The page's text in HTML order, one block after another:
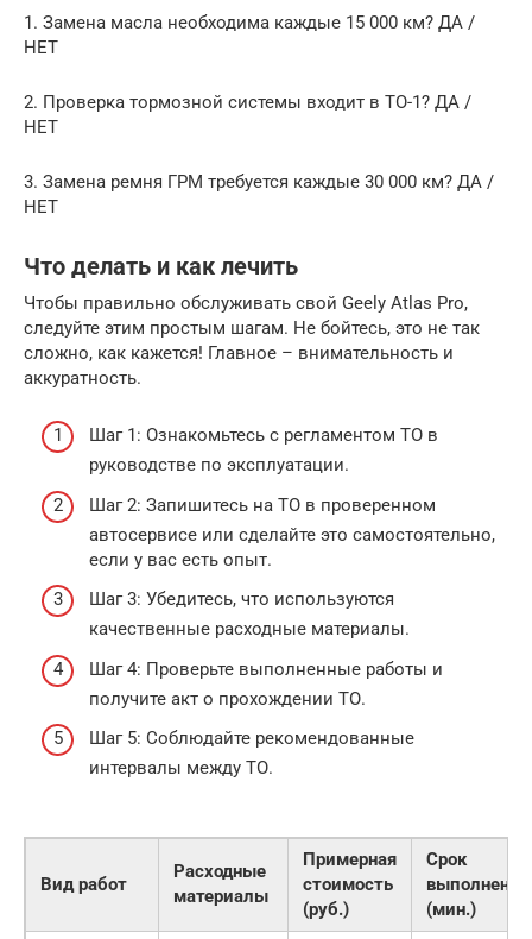
1. Замена масла необходима каждые 15 000 км? ДА /
НЕТ
2. Проверка тормозной системы входит в ТО-1? ДА /
НЕТ
3. Замена ремня ГРМ требуется каждые 30 000 км? ДА /
НЕТ
Что делать и как лечить
Чтобы правильно обслуживать свой Geely Atlas Pro,
следуйте этим простым шагам. Не бойтесь, это не так
сложно, как кажется! Главное – внимательность и
аккуратность.
Шаг 1: Ознакомьтесь с регламентом ТО в
руководстве по эксплуатации.
Шаг 2: Запишитесь на ТО в проверенном
автосервисе или сделайте это самостоятельно,
если у вас есть опыт.
Шаг 3: Убедитесь, что используются
качественные расходные материалы.
Шаг 4: Проверьте выполненные работы и
получите акт о прохождении ТО.
Шаг 5: Соблюдайте рекомендованные
интервалы между ТО.
Вид работ
Расходные
материалы
Примерная
стоимость
(руб.)
Срок
выполнения
(мин.)